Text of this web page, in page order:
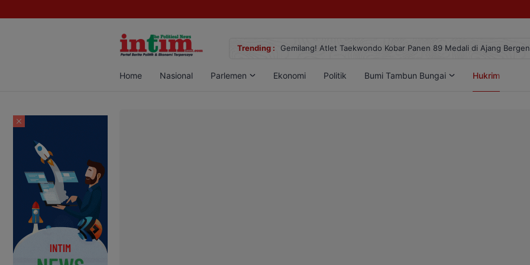
Trending :
Sabu di Pangkalan Bun, Dua Pelaku Diamankan Gemilang! Atlet Taekwondo Kobar Panen 89 Medali di Ajang
Home Nasional Parlemen Ekonomi Politik Bumi Tambun Bungai Hukrim